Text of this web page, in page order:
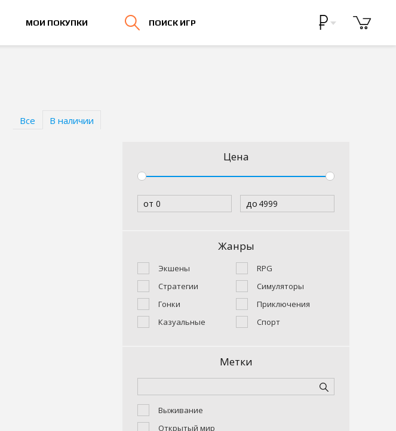
МОИ ПОКУПКИ ПОИСК ИГР
Цена
от до
Жанры
Экшены
RPG
Стратегии
Симуляторы
Гонки
Приключения
Казуальные
Спорт
Метки
Выживание
Открытый мир
Все В наличии